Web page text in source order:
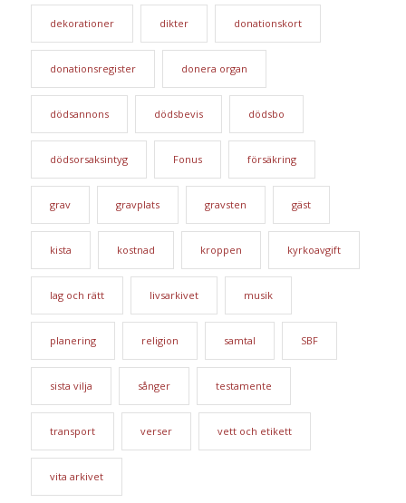
dekorationer dikter donationskort
donationsregister donera organ
dödsannons dödsbevis dödsbo
dödsorsaksintyg Fonus försäkring
grav gravplats gravsten gäst
kista kostnad kroppen kyrkoavgift
lag och rätt livsarkivet musik
planering religion samtal SBF
sista vilja sånger testamente
transport verser vett och etikett
vita arkivet